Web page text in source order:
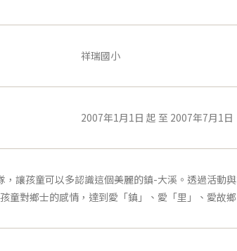
祥瑞國小
2007年1月1日 起 至 2007年7月1日
，讓孩童可以多認識這個美麗的鎮-大溪。透過活動
童對鄉士的感情，達到愛「鎮」、愛「里」、愛故鄉